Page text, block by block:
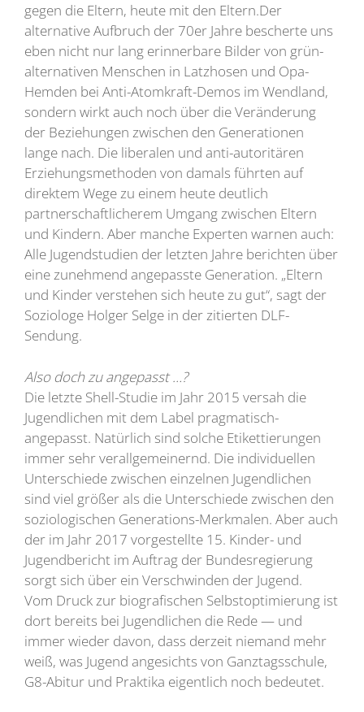
gegen die Eltern, heute mit den Eltern.Der
alternative Aufbruch der 70er Jahre bescherte uns
eben nicht nur lang erinnerbare Bilder von grün-
alternativen Menschen in Latzhosen und Opa-
Hemden bei Anti-Atomkraft-Demos im Wendland,
sondern wirkt auch noch über die Veränderung
der Beziehungen zwischen den Generationen
lange nach. Die liberalen und anti-autoritären
Erziehungsmethoden von damals führten auf
direktem Wege zu einem heute deutlich
partnerschaftlicherem Umgang zwischen Eltern
und Kindern. Aber manche Experten warnen auch:
Alle Jugendstudien der letzten Jahre berichten über
eine zunehmend angepasste Generation. „Eltern
und Kinder verstehen sich heute zu gut“, sagt der
Soziologe Holger Selge in der zitierten DLF-
Sendung.
Also doch zu angepasst …?
Die letzte Shell-Studie im Jahr 2015 versah die
Jugendlichen mit dem Label pragmatisch-
angepasst. Natürlich sind solche Etikettierungen
immer sehr verallgemeinernd. Die individuellen
Unterschiede zwischen einzelnen Jugendlichen
sind viel größer als die Unterschiede zwischen den
soziologischen Generations-Merkmalen. Aber auch
der im Jahr 2017 vorgestellte 15. Kinder- und
Jugendbericht im Auftrag der Bundesregierung
sorgt sich über ein Verschwinden der Jugend.
Vom Druck zur biografischen Selbstoptimierung ist
dort bereits bei Jugendlichen die Rede — und
immer wieder davon, dass derzeit niemand mehr
weiß, was Jugend angesichts von Ganztagsschule,
G8-Abitur und Praktika eigentlich noch bedeutet.